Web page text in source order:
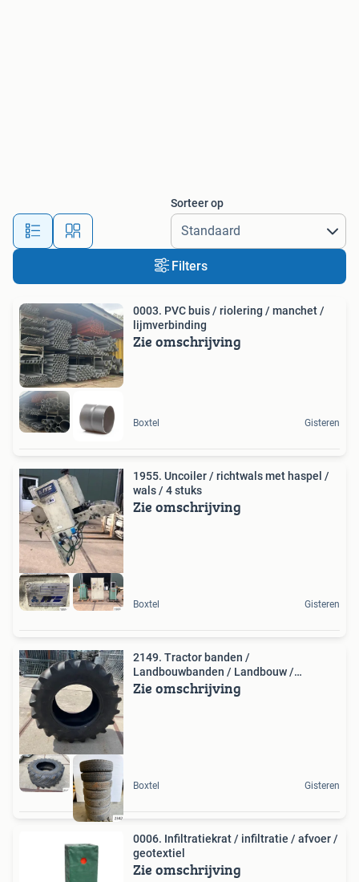
Sorteer op
Filters
0003. PVC buis / riolering / manchet /
lijmverbinding
Zie omschrijving
Boxtel Gisteren
1955. Uncoiler / richtwals met haspel /
wals / 4 stuks
Zie omschrijving
Boxtel Gisteren
2149. Tractor banden /
Landbouwbanden / Landbouw /
Michelin
Zie omschrijving
Boxtel Gisteren
0006. Infiltratiekrat / infiltratie / afvoer /
geotextiel
Zie omschrijving